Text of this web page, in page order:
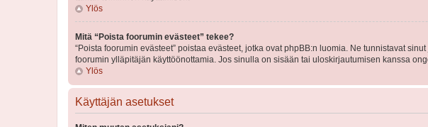
Ylös
Mitä “Poista foorumin evästeet” tekee?
“Poista foorumin evästeet” poistaa evästeet, jotka ovat phpBB:n luomia. Ne tunnistavat
foorumin ylläpitäjän käyttöönottamia. Jos sinulla on sisään tai uloskirjautumisen kanssa
Ylös
Käyttäjän asetukset